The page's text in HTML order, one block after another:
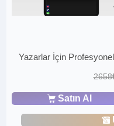
Yazarlar İçin
Satın Al